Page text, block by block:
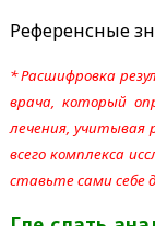
Референсные
* Расшифровка
врача, который
лечения, учитывая
всего комплекса
ставьте сами себе